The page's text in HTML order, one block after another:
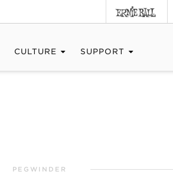
CULTURE SUPPORT
PEGWINDER